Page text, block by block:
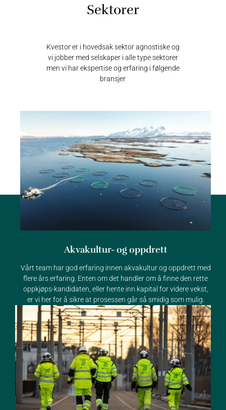
Sektorer
Kvestor er i hovedsak sektor agnostiske og
vi jobber med selskaper i alle type sektorer
men vi har ekspertise og erfaring i følgende
bransjer
Akvakultur- og oppdrett
Vårt team har god erfaring innen akvakultur og oppdrett med
flere års erfaring. Enten om det handler om å finne den rette
oppkjøps-kandidaten, eller hente inn kapital for videre vekst,
er vi her for å sikre at prosessen går så smidig som mulig.